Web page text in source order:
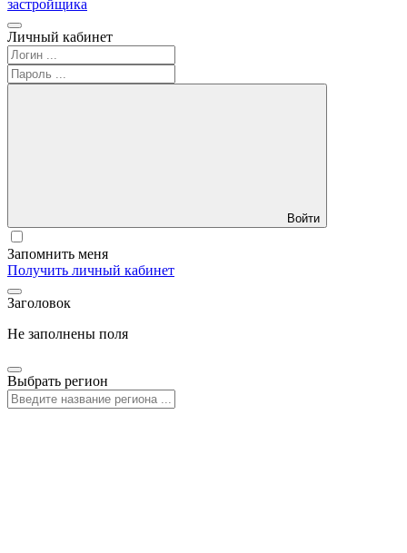
застройщика
Личный кабинет
Войти
Запомнить меня
Получить личный кабинет
Заголовок
Не заполнены поля
Выбрать регион